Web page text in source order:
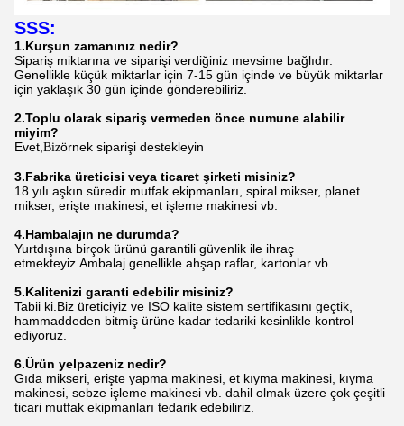
SSS:
1.Kurşun zamanınız nedir?
Sipariş miktarına ve siparişi verdiğiniz mevsime bağlıdır.
Genellikle küçük miktarlar için 7-15 gün içinde ve büyük miktarlar
için yaklaşık 30 gün içinde gönderebiliriz.
2.Toplu olarak sipariş vermeden önce numune alabilir
miyim?
Evet, Bizörnek siparişi destekleyin
3.Fabrika üreticisi veya ticaret şirketi misiniz?
18 yılı aşkın süredir mutfak ekipmanları, spiral mikser, planet
mikser, erişte makinesi, et işleme makinesi vb.
4.Hambalajın ne durumda?
Yurtdışına birçok ürünü garantili güvenlik ile ihraç
etmekteyiz.Ambalaj genellikle ahşap raflar, kartonlar vb.
5.Kalitenizi garanti edebilir misiniz?
Tabii ki.Biz üreticiyiz ve ISO kalite sistem sertifikasını geçtik,
hammaddeden bitmiş ürüne kadar tedariki kesinlikle kontrol
ediyoruz.
6.Ürün yelpazeniz nedir?
Gıda mikseri, erişte yapma makinesi, et kıyma makinesi, kıyma
makinesi, sebze işleme makinesi vb. dahil olmak üzere çok çeşitli
ticari mutfak ekipmanları tedarik edebiliriz.